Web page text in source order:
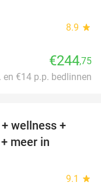
8.9 star
€244,75
en €14 p.p. bedlinnen
33%
wellness +
meer in
9.1 star